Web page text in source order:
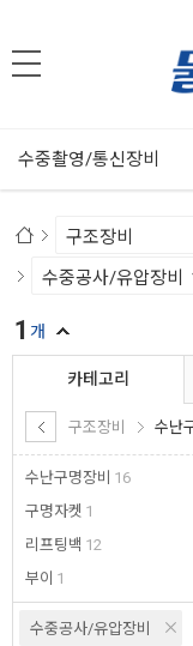
수중촬영/통신장비
카테고리
구조장비 수난
수난구명장비 16
구명자켓 1
리프팅백 12
부이 1
수중공사/유압장비
1 개